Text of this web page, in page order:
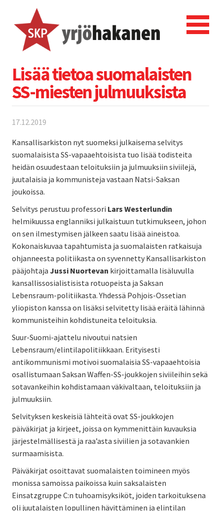
Lisää tietoa suomalaisten
SS-miesten julmuuksista
17.12.2019
Kansallisarkiston nyt suomeksi julkaisema selvitys
suomalaisista SS-vapaaehtoisista tuo lisää todisteita
heidän osuudestaan teloituksiin ja julmuuksiin siviilejä,
juutalaisia ja kommunisteja vastaan Natsi-Saksan
joukoissa.
Selvitys perustuu professori Lars Westerlundin
helmikuussa englanniksi julkaistuun tutkimukseen, johon
on sen ilmestymisen jälkeen saatu lisää aineistoa.
Kokonaiskuvaa tapahtumista ja suomalaisten ratkaisuja
ohjanneesta politiikasta on syvennetty Kansallisarkiston
pääjohtaja Jussi Nuortevan kirjoittamalla lisäluvulla
kansallissosialistisista rotuopeista ja Saksan
Lebensraum-politiikasta. Yhdessä Pohjois-Ossetian
yliopiston kanssa on lisäksi selvitetty lisää eräitä lähinnä
kommunisteihin kohdistuneita teloituksia.
Suur-Suomi-ajattelu nivoutui natsien
Lebensraum/elintilapolitiikkaan. Erityisesti
antikommunismi motivoi suomalaisia SS-vapaaehtoisia
osallistumaan Saksan Waffen-SS-joukkojen siviileihin sekä
sotavankeihin kohdistamaan väkivaltaan, teloituksiin ja
julmuuksiin.
Selvityksen keskeisiä lähteitä ovat SS-joukkojen
päiväkirjat ja kirjeet, joissa on kymmenittäin kuvauksia
järjestelmällisestä ja raa’asta siviilien ja sotavankien
surmaamisista.
Päiväkirjat osoittavat suomalaisten toimineen myös
monissa samoissa paikoissa kuin saksalaisten
Einsatzgruppe C:n tuhoamisyksiköt, joiden tarkoituksena
oli juutalaisten lopullinen hävittäminen ja elintilan